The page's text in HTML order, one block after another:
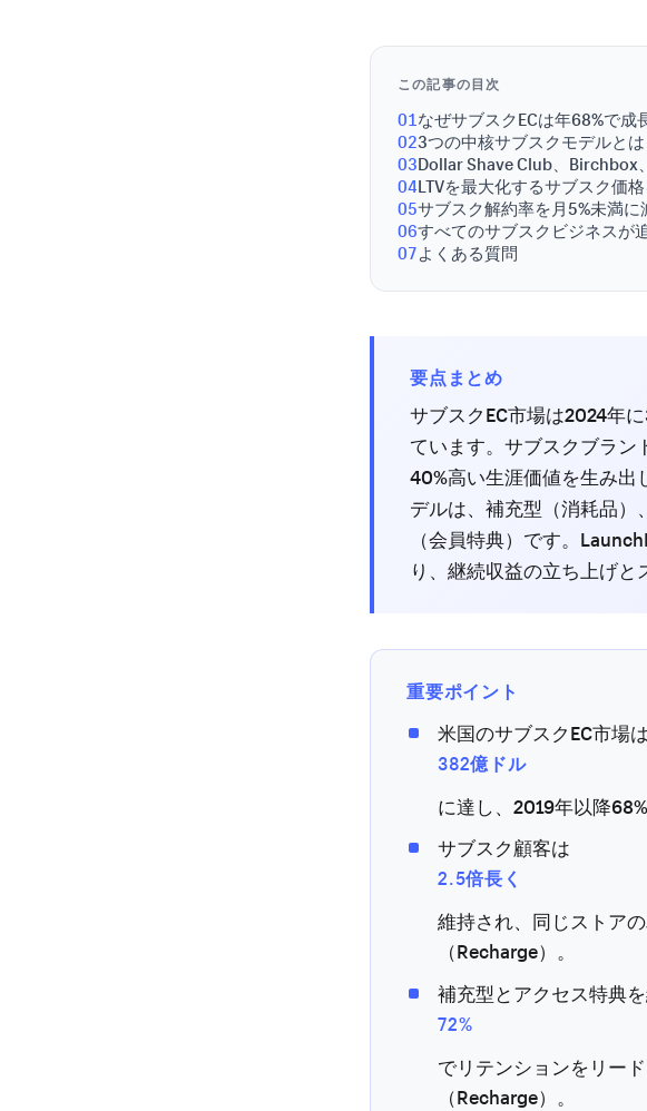
この記事の目次
01なぜサブスクECは年68%で成
023つの中核サブスクモデルと
03Dollar Shave Club、Birchbox
04LTVを最大化するサブスク価
05サブスク解約率を月5%未満に
06すべてのサブスクビジネスが
07よくある質問
要点まとめ
サブスクEC市場は2024年
ています。サブスクブラン
40%高い生涯価値を生み出
デルは、補充型（消耗品）
（会員特典）です。
り、継続収益の立ち上げと
重要ポイント
米国のサブスクEC市場
382億ドル
に達し、2019年以降
サブスク顧客は
2.5倍長く
維持され、同じストア
（Recharge）。
補充型とアクセス特典
72%
でリテンションをリー
（Recharge）。